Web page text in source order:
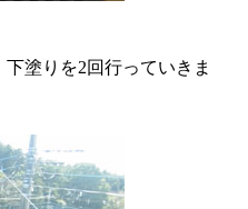
塗りを2回行っていきま